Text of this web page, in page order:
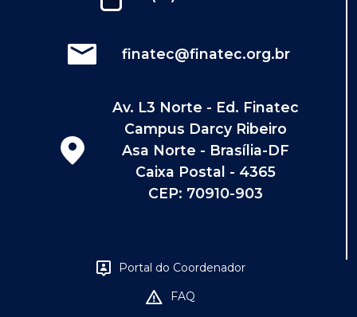
finatec@finatec.org.br
Av. L3 Norte - Ed. Finatec
Campus Darcy Ribeiro
Asa Norte - Brasília-DF
Caixa Postal - 4365
CEP: 70910-903
Portal do Coordenador
FAQ